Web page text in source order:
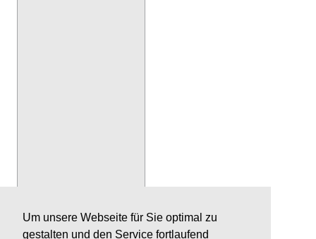
Um unsere Webseite für Sie optimal zu
gestalten und den Service fortlaufend